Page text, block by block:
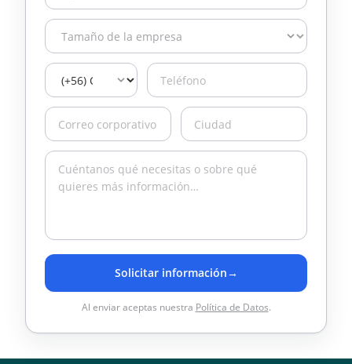
Solicitar información→
Al enviar aceptas nuestra Política de Datos.